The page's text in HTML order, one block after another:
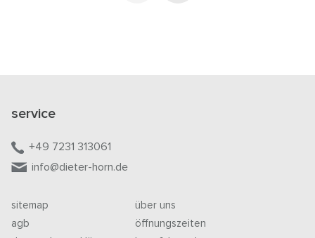
service
+49 7231 313061
info@dieter-horn.de
sitemap
agb
über uns
öffnungszeiten